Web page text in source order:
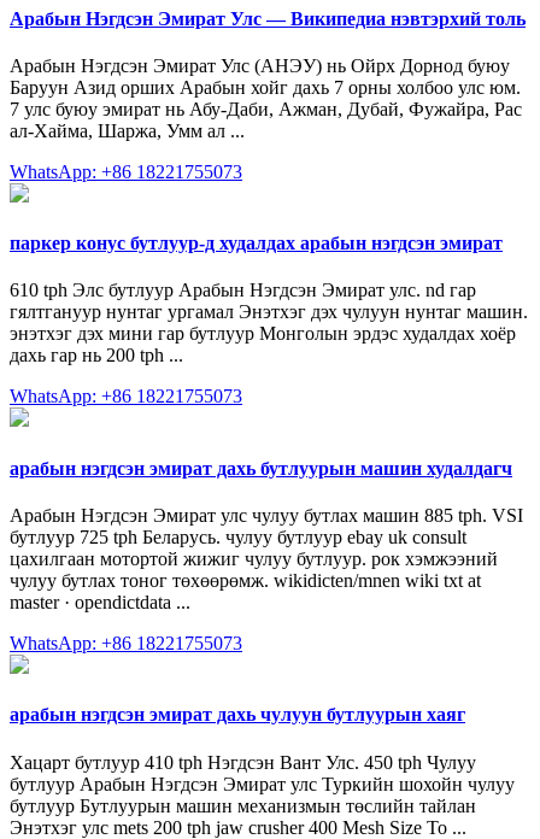
Арабын Нэгдсэн Эмират Улс — Википедиа нэвтэрхий толь
Арабын Нэгдсэн Эмират Улс (АНЭУ) нь Ойрх Дорнод буюу
Баруун Азид орших Арабын хойг дахь 7 орны холбоо улс юм.
7 улс буюу эмират нь Абу-Даби, Ажман, Дубай, Фужайра, Рас
ал-Хайма, Шаржа, Умм ал ...
WhatsApp: +86 18221755073
паркер конус бутлуур-д худалдах арабын нэгдсэн эмират
610 tph Элс бутлуур Арабын Нэгдсэн Эмират улс. nd гар
гялтгануур нунтаг ургамал Энэтхэг дэх чулуун нунтаг машин.
энэтхэг дэх мини гар бутлуур Монголын эрдэс худалдах хоёр
дахь гар нь 200 tph ...
WhatsApp: +86 18221755073
арабын нэгдсэн эмират дахь бутлуурын машин худалдагч
Арабын Нэгдсэн Эмират улс чулуу бутлах машин 885 tph. VSI
бутлуур 725 tph Беларусь. чулуу бутлуур ebay uk consult
цахилгаан мотортой жижиг чулуу бутлуур. рок хэмжээний
чулуу бутлах тоног төхөөрөмж. wikidicten/mnen wiki txt at
master · opendictdata ...
WhatsApp: +86 18221755073
арабын нэгдсэн эмират дахь чулуун бутлуурын хаяг
Хацарт бутлуур 410 tph Нэгдсэн Вант Улс. 450 tph Чулуу
бутлуур Арабын Нэгдсэн Эмират улс Туркийн шохойн чулуу
бутлуур Бутлуурын машин механизмын төслийн тайлан
Энэтхэг улс mets 200 tph jaw crusher 400 Mesh Size To ...